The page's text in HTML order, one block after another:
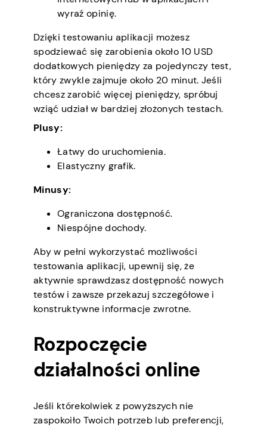
wyraź opinię.
Dzięki testowaniu aplikacji możesz
spodziewać się zarobienia około 10 USD
dodatkowych pieniędzy za pojedynczy test,
który zwykle zajmuje około 20 minut. Jeśli
chcesz zarobić więcej pieniędzy, spróbuj
wziąć udział w bardziej złożonych testach.
Plusy:
Łatwy do uruchomienia.
Elastyczny grafik.
Minusy:
Ograniczona dostępność.
Niespójne dochody.
Aby w pełni wykorzystać możliwości
testowania aplikacji, upewnij się, że
aktywnie sprawdzasz dostępność nowych
testów i zawsze przekazuj szczegółowe i
konstruktywne informacje zwrotne.
Rozpoczęcie
działalności online
Jeśli którekolwiek z powyższych nie
zaspokoiło Twoich potrzeb lub preferencji,